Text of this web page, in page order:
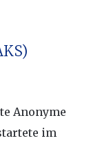
Anonyme
im